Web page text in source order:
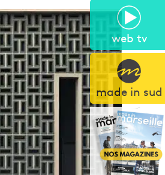
web tv
made in sud